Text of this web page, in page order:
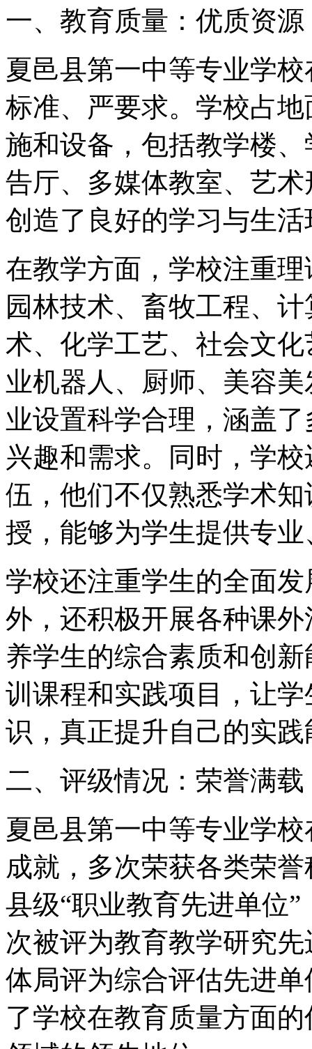
一、教育质量：优质资
夏邑县第一中等专业学
标准、严要求。学校占
施和设备，包括教学楼
告厅、多媒体教室、艺
创造了良好的学习与生活
在教学方面，学校注重
园林技术、畜牧工程、
术、化学工艺、社会文
业机器人、厨师、美容
业设置科学合理，涵盖
兴趣和需求。同时，学
伍，他们不仅熟悉学术
授，能够为学生提供专
学校还注重学生的全面
外，还积极开展各种课
养学生的综合素质和创
训课程和实践项目，让
识，真正提升自己的实践
二、评级情况：荣誉满
夏邑县第一中等专业学
成就，多次荣获各类荣
县级“职业教育先进单位
次被评为教育教学研究
体局评为综合评估先进
了学校在教育质量方面